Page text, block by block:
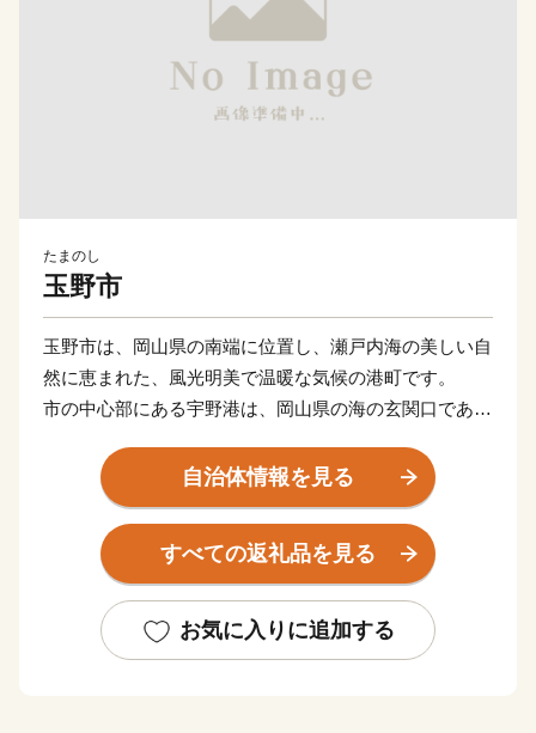
たまのし
玉野市
玉野市は、岡山県の南端に位置し、瀬戸内海の美しい自
然に恵まれた、風光明美で温暖な気候の港町です。
市の中心部にある宇野港は、岡山県の海の玄関口であり
た。フェリーの定期航路のほか、近年では大型船舶が着
岸できる耐震バースに外国からのクルーズ客船の寄港も
増えています。
産業については、造船業の企業城下町として発展してき
くりのまち」といわれ、製造業が中心となっています。
近年、市民のまちづくりに対する参画意識が高まってい
自治体情報を見る
すべての返礼品を見る
お気に入りに追加する